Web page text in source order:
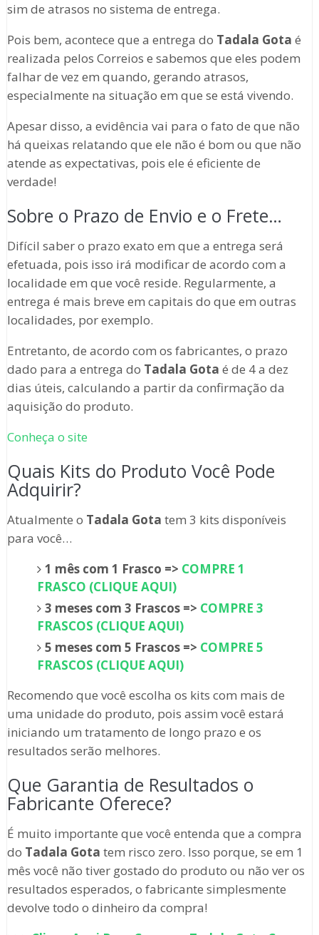
sim de atrasos no sistema de entrega.
Pois bem, acontece que a entrega do Tadala Gota é
realizada pelos Correios e sabemos que eles podem
falhar de vez em quando, gerando atrasos,
especialmente na situação em que se está vivendo.
Apesar disso, a evidência vai para o fato de que não
há queixas relatando que ele não é bom ou que não
atende as expectativas, pois ele é eficiente de
verdade!
Sobre o Prazo de Envio e o Frete…
Difícil saber o prazo exato em que a entrega será
efetuada, pois isso irá modificar de acordo com a
localidade em que você reside. Regularmente, a
entrega é mais breve em capitais do que em outras
localidades, por exemplo.
Entretanto, de acordo com os fabricantes, o prazo
dado para a entrega do Tadala Gota é de 4 a dez
dias úteis, calculando a partir da confirmação da
aquisição do produto.
Conheça o site
Quais Kits do Produto Você Pode
Adquirir?
Atualmente o Tadala Gota tem 3 kits disponíveis
para você…
1 mês com 1 Frasco => COMPRE 1
FRASCO (CLIQUE AQUI)
3 meses com 3 Frascos => COMPRE 3
FRASCOS (CLIQUE AQUI)
5 meses com 5 Frascos => COMPRE 5
FRASCOS (CLIQUE AQUI)
Recomendo que você escolha os kits com mais de
uma unidade do produto, pois assim você estará
iniciando um tratamento de longo prazo e os
resultados serão melhores.
Que Garantia de Resultados o
Fabricante Oferece?
É muito importante que você entenda que a compra
do Tadala Gota tem risco zero. Isso porque, se em 1
mês você não tiver gostado do produto ou não ver os
resultados esperados, o fabricante simplesmente
devolve todo o dinheiro da compra!